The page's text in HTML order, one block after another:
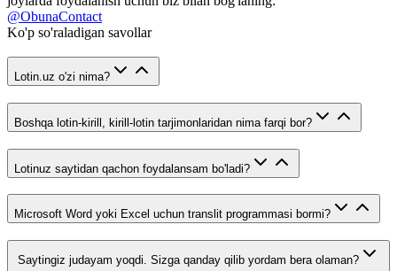
@ObunaContact
Ko'p so'raladigan savollar
Lotin.uz o'zi nima?
Boshqa lotin-kirill, kirill-lotin tarjimonlaridan nima farqi bor?
Lotinuz saytidan qachon foydalansam bo'ladi?
Microsoft Word yoki Excel uchun translit programmasi bormi?
Saytingiz judayam yoqdi. Sizga qanday qilib yordam bera olaman?